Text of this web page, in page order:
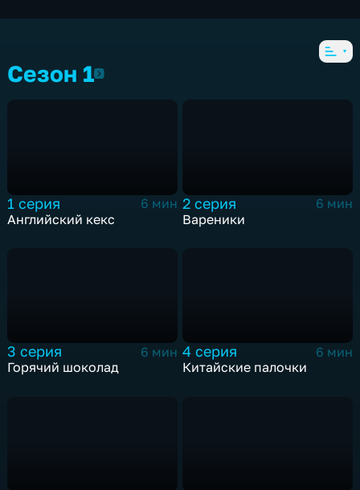
Сезон 1Сезон 1
1 серия
6 мин
Английский кекс
2 серия
6 мин
Вареники
3 серия
6 мин
Горячий шоколад
4 серия
6 мин
Китайские палочки